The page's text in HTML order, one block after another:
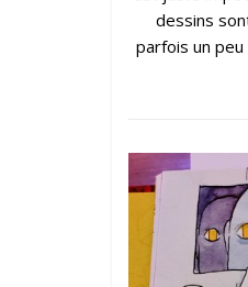
dessins
parfois un